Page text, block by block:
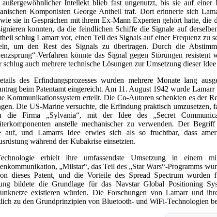
außergewöhnlicher Intellekt blieb fast ungenutzt, bis sie auf
Komponisten George Antheil traf. Dort erinnerte sich
sie in Gesprächen mit ihrem Ex-Mann Experten gehört hatte, die
konnten, da die feindlichen Schiffe die Signale auf
schlug Lamarr vor, einen Teil des Signals auf einer Frequenz zu
um den Rest des Signals zu übertragen. Durch die
Verfahren könnte das Signal gegen Störungen
schlug auch mehrere technische Lösungen zur Umsetzung dieser
des Erfindungsprozesses wurden mehrere Monate lang
beim Patentamt eingereicht. Am 11. August 1942 wurde
Kommunikationssystem erteilt. Die Co-Autoren schenkten es der
Die US-Marine versuchte, die Erfindung praktisch umzusetzen,
die Firma „Sylvania“, mit der Idee des „Secret
anstelle mechanischer zu verwenden. Der
auf, und Lamarrs Idee erwies sich als so fruchtbar, dass
während der Kubakrise einsetzten.
erhielt ihre umfassendste Umsetzung in einem
„Milstar“, das Teil des „Star Wars“-Programms
dieses Patent, und die Vorteile des Spread Spectrum
bildete die Grundlage für das Navstar Global Positioning
existieren würden. Die Forschungen von Lamarr und
zu den Grundprinzipien von Bluetooth- und WiFi-Technologien